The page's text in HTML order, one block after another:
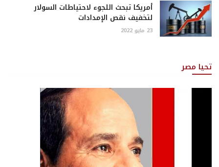
أمريكا تبحث اللجوء لاحتياطات السولار
لتخفيف نقص الإمدادات
23 مايو 2022
تحيا مصر